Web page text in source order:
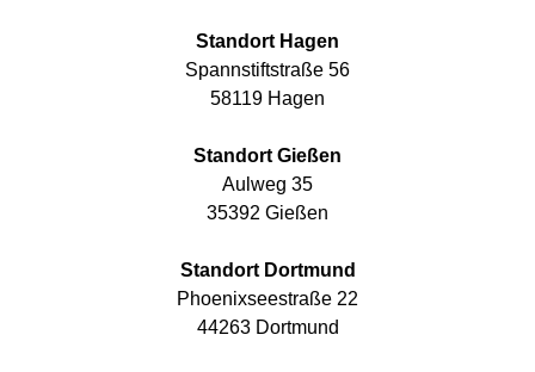
Standort Hagen
Spannstiftstraße 56
58119 Hagen
Standort Gießen
Aulweg 35
35392 Gießen
Standort Dortmund
Phoenixseestraße 22
44263 Dortmund